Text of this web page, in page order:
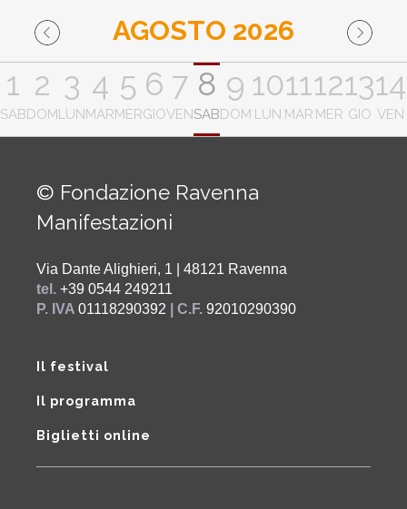
AGOSTO 2026
1
SAB
2
DOM
3
LUN
4
MAR
5
MER
6
GIO
7
VEN
8
SAB
9
DOM
10
LUN
11
MAR
12
MER
13
GIO
14
VEN
© Fondazione Ravenna
Manifestazioni
Via Dante Alighieri, 1 | 48121 Ravenna
tel. +39 0544 249211
P. IVA 01118290392 | C.F. 92010290390
Il festival
Il programma
Biglietti online